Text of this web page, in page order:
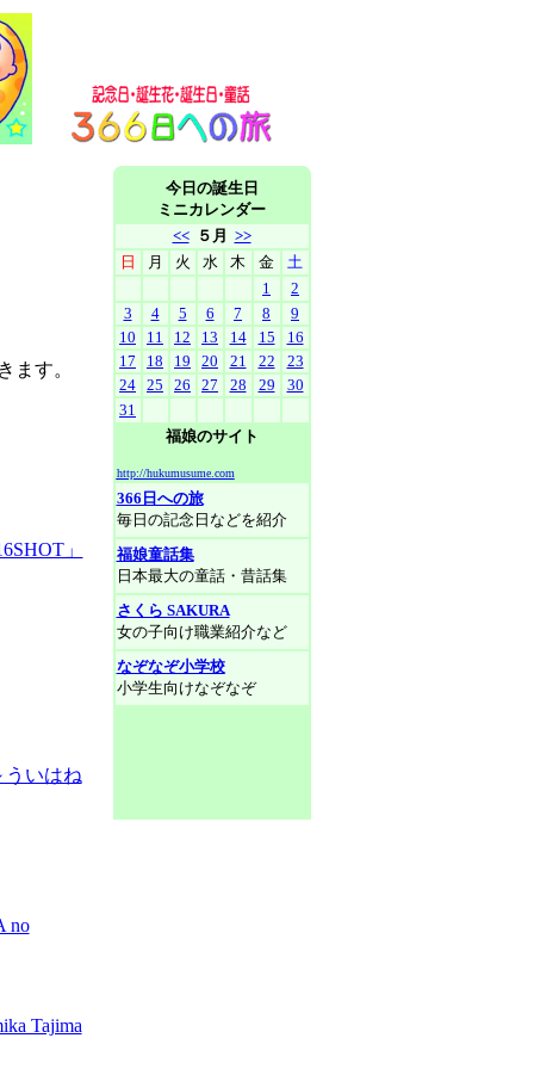
ます。
」
ういはね
no
Tajima
今日の誕生日
ミニカレンダー
<<５月 >>
日
月 火 水 木 金
土
1
2
3
4 5 6 7 8
9
10
11 12 13 14 15
16
17
18 19 20 21 22
23
24 25 26 27 28 29
30
31
福娘のサイト
http://hukumusume.com
366日への旅
毎日の記念日などを紹介
福娘童話集
日本最大の童話・昔話集
さくら SAKURA
女の子向け職業紹介など
なぞなぞ小学校
小学生向けなぞなぞ